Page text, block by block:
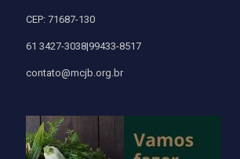
CEP: 71687-130
61 3427-3038|99433-8517
contato@mcjb.org.br